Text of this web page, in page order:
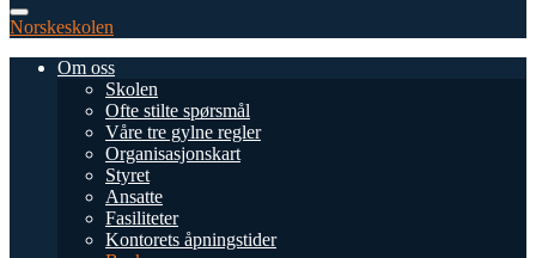
Norskeskolen
Om oss
Skolen
Ofte stilte spørsmål
Våre tre gylne regler
Organisasjonskart
Styret
Ansatte
Fasiliteter
Kontorets åpningstider